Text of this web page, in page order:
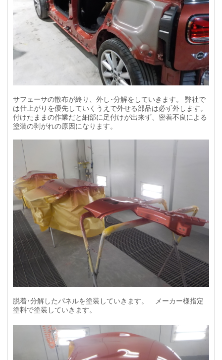
サフェーサの散布が終り、外し･分解をしていきます。 弊社で
は仕上がりを優先していくうえで外せる部品は必ず外します。
付けたままの作業だと細部に足付けが出来ず、密着不良による
塗装の剥がれの原因になります。
脱着･分解したパネルを塗装していきます。 メーカー様指定
塗料で塗装していきます。